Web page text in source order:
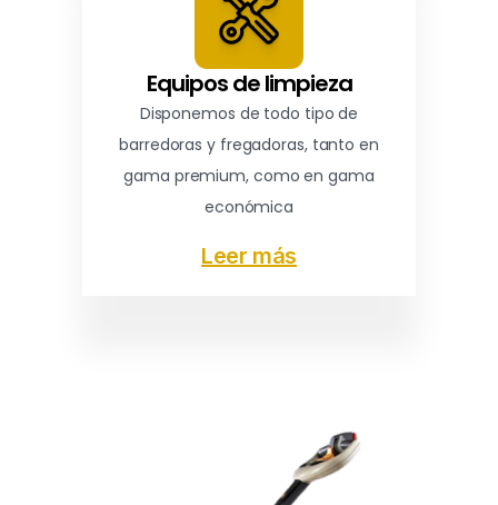
Equipos de limpieza
Disponemos de todo tipo de
barredoras y fregadoras, tanto en
gama premium, como en gama
económica
Leer más